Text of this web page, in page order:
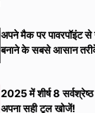
अपने मैक पर पावरपॉइंट से
बनाने के सबसे आसान
2025 में शीर्ष 8 सर्वश्रेष्ठ
अपना सही टूल खोजें!